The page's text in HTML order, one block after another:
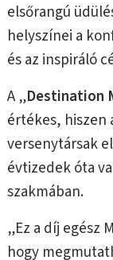
elsőrangú
helyszínei a
és az inspiráló
A „Destination
értékes, hiszen
versenytársak
évtizedek óta
szakmában.
„Ez a díj egész
hogy